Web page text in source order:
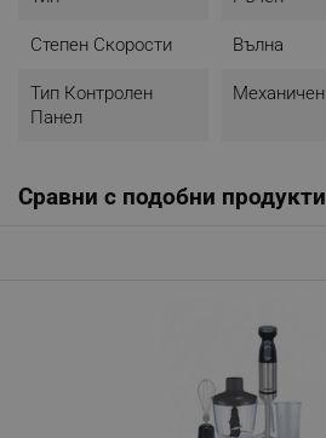
Степен Скорости Вълна
Тип Контролен
Панел
Механичен
Сравни с подобни продукти